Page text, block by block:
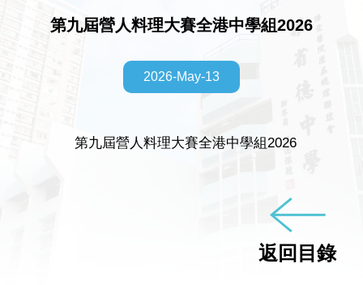
第九屆營人料理大賽全港中學組2026
2026-May-13
第九屆營人料理大賽全港中學組2026
返回目錄